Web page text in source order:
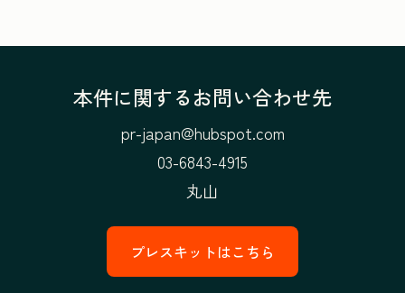
本件に関するお問い合わせ先
pr-japan@hubspot.com
03-6843-4915
丸山
プレスキットはこちら